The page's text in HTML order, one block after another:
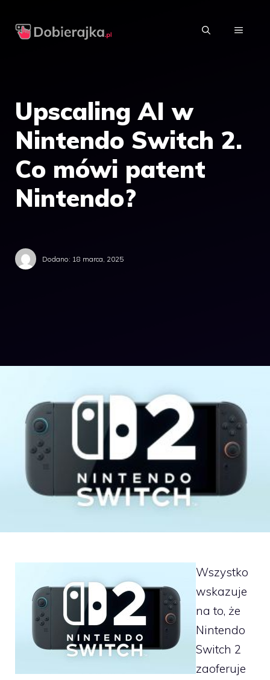
MENU
Upscaling AI w
Nintendo Switch 2.
Co mówi patent
Nintendo?
Dodano: 18 marca, 2025
Wszystko
wskazuje
na to, że
Nintendo
Switch 2
zaoferuje